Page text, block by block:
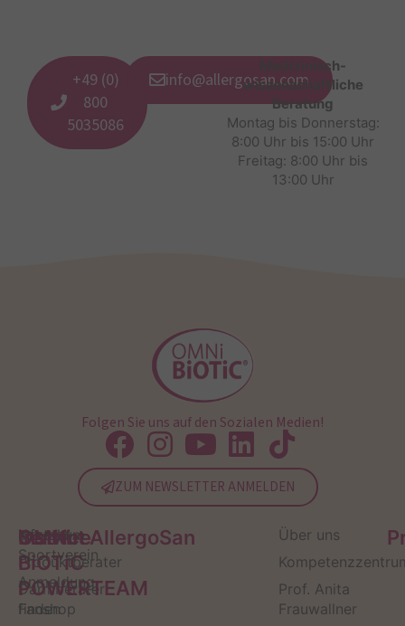
+49 (0)
800
5035086
info@allergosan.com
Medizinisch-
wissenschaftliche
Beratung
Montag bis Donnerstag:
8:00 Uhr bis 15:00 Uhr
Freitag: 8:00 Uhr bis
13:00 Uhr
Folgen Sie uns auf den Sozialen Medien!
ZUM NEWSLETTER ANMELDEN
Service
Kontakt
Produktberater
Darmberater
finden
OMNi-
BiOTiC
POWERTEAM
Infos zum
Sportverein
Anmeldung
Fanshop
Institut AllergoSan
Über uns
Prof. Anita
Frauwallner